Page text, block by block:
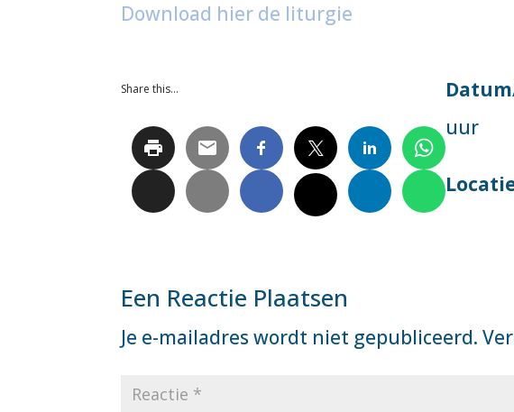
Download hier de liturgie
Share this…
uur
Een Reactie Plaatsen
Je e-mailadres wordt niet gepubliceerd.